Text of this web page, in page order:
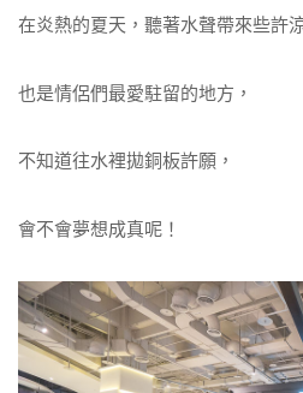
在炎熱的夏天，聽著水聲帶來些許
也是情侶們最愛駐留的地方，
不知道往水裡拋銅板許願，
會不會夢想成真呢！